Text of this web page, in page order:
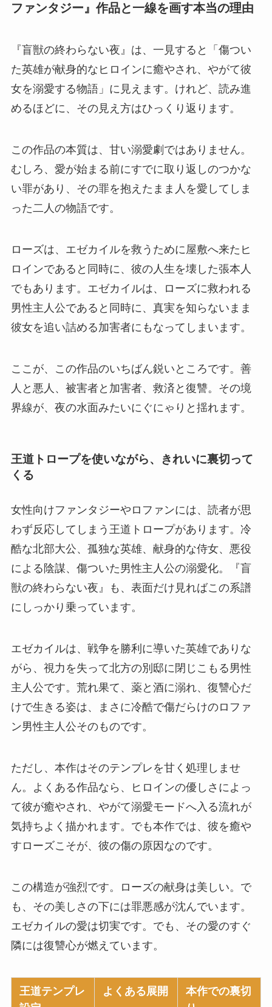
ファンタジー』作品と一線を画す本当の理由
『盲獣の終わらない夜』は、一見すると「傷つい
た英雄が献身的なヒロインに癒やされ、やがて彼
女を溺愛する物語」に見えます。けれど、読み進
めるほどに、その見え方はひっくり返ります。
この作品の本質は、甘い溺愛劇ではありません。
むしろ、愛が始まる前にすでに取り返しのつかな
い罪があり、その罪を抱えたまま人を愛してしま
った二人の物語です。
ローズは、エゼカイルを救うために屋敷へ来たヒ
ロインであると同時に、彼の人生を壊した張本人
でもあります。エゼカイルは、ローズに救われる
男性主人公であると同時に、真実を知らないまま
彼女を追い詰める加害者にもなってしまいます。
ここが、この作品のいちばん鋭いところです。善
人と悪人、被害者と加害者、救済と復讐。その境
界線が、夜の水面みたいにぐにゃりと揺れます。
王道トロープを使いながら、きれいに裏切って
くる
女性向けファンタジーやロファンには、読者が思
わず反応してしまう王道トロープがあります。冷
酷な北部大公、孤独な英雄、献身的な侍女、悪役
による陰謀、傷ついた男性主人公の溺愛化。『盲
獣の終わらない夜』も、表面だけ見ればこの系譜
にしっかり乗っています。
エゼカイルは、戦争を勝利に導いた英雄でありな
がら、視力を失って北方の別邸に閉じこもる男性
主人公です。荒れ果て、薬と酒に溺れ、復讐心だ
けで生きる姿は、まさに冷酷で傷だらけのロファ
ン男性主人公そのものです。
ただし、本作はそのテンプレを甘く処理しませ
ん。よくある作品なら、ヒロインの優しさによっ
て彼が癒やされ、やがて溺愛モードへ入る流れが
気持ちよく描かれます。でも本作では、彼を癒や
すローズこそが、彼の傷の原因なのです。
この構造が強烈です。ローズの献身は美しい。で
も、その美しさの下には罪悪感が沈んでいます。
エゼカイルの愛は切実です。でも、その愛のすぐ
隣には復讐心が燃えています。
王道テンプレ
よくある展開
本作での裏切